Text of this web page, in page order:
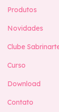
Produtos
Novidades
Clube
Curso
Download
Contato